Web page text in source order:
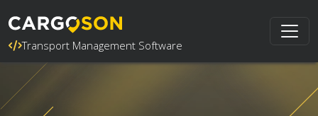
Transport Management Software